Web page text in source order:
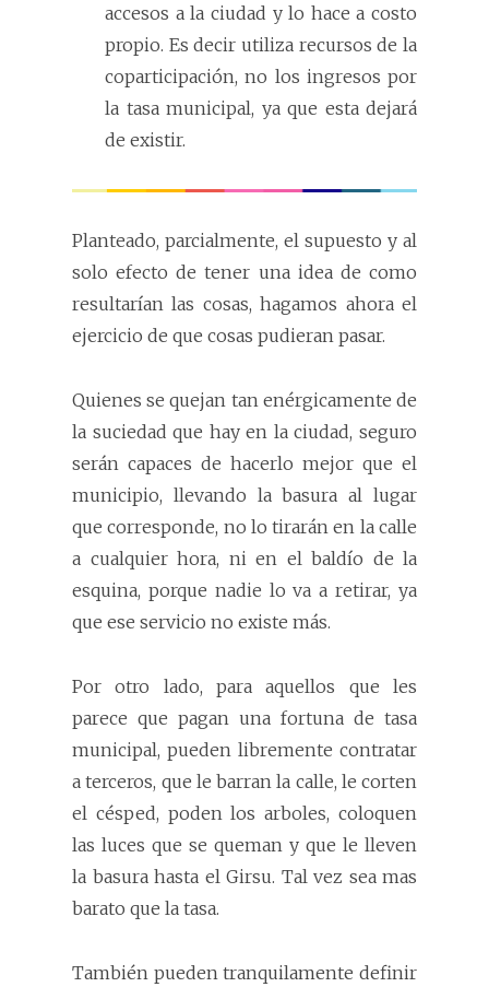
accesos a la ciudad y lo hace a costo
propio. Es decir utiliza recursos de la
coparticipación, no los ingresos por
la tasa municipal, ya que esta dejará
de existir.
Planteado, parcialmente, el supuesto y al
solo efecto de tener una idea de como
resultarían las cosas, hagamos ahora el
ejercicio de que cosas pudieran pasar.
Quienes se quejan tan enérgicamente de
la suciedad que hay en la ciudad, seguro
serán capaces de hacerlo mejor que el
municipio, llevando la basura al lugar
que corresponde, no lo tirarán en la calle
a cualquier hora, ni en el baldío de la
esquina, porque nadie lo va a retirar, ya
que ese servicio no existe más.
Por otro lado, para aquellos que les
parece que pagan una fortuna de tasa
municipal, pueden libremente contratar
a terceros, que le barran la calle, le corten
el césped, poden los arboles, coloquen
las luces que se queman y que le lleven
la basura hasta el Girsu. Tal vez sea mas
barato que la tasa.
También pueden tranquilamente definir